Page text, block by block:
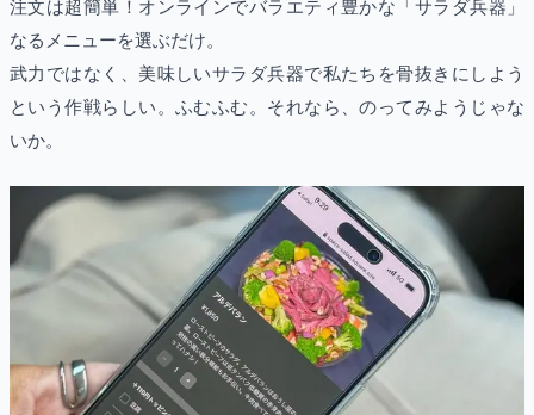
注文は超簡単！オンラインでバラエティ豊かな「サラダ兵器」
なるメニューを選ぶだけ。
武力ではなく、美味しいサラダ兵器で私たちを骨抜きにしよう
という作戦らしい。ふむふむ。それなら、のってみようじゃな
いか。